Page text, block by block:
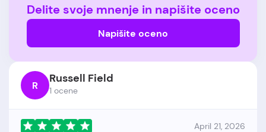
Delite svoje mnenje in napišite oceno
Napišite oceno
R Russell Field
1 ocene
April 21, 2026